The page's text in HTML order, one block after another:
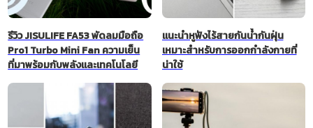
รีวิว JISULIFE FA53 พัดลมมือถือ
Pro1 Turbo Mini Fan ความเย็น
ที่มาพร้อมกับพลังและเทคโนโลยี
แนะนำหูฟังไร้สายกันน้ำกันฝุ่น
เหมาะสำหรับการออกกำลังกายที่
น่าใช้